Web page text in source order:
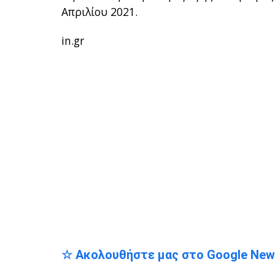
Απριλίου 2021.
in.gr
☆ Ακολουθήστε μας στο Google